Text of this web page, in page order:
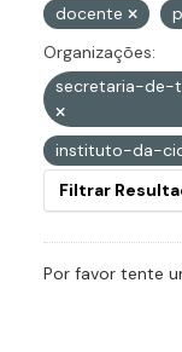
docente
Organizações:
secretaria-de-
instituto-da-
Filtrar
Por favor tente